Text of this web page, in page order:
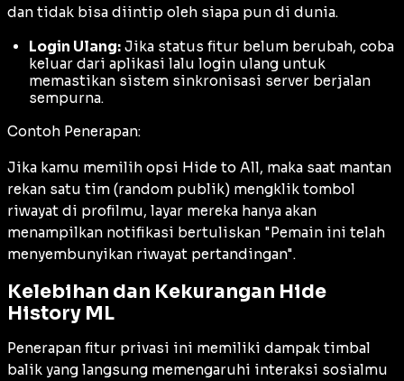
dan tidak bisa diintip oleh siapa pun di dunia.
Login Ulang: Jika status fitur belum berubah, coba
keluar dari aplikasi lalu login ulang untuk
memastikan sistem sinkronisasi server berjalan
sempurna.
Contoh Penerapan:
Jika kamu memilih opsi Hide to All, maka saat mantan
rekan satu tim (random publik) mengklik tombol
riwayat di profilmu, layar mereka hanya akan
menampilkan notifikasi bertuliskan "Pemain ini telah
menyembunyikan riwayat pertandingan".
Kelebihan dan Kekurangan Hide
History ML
Penerapan fitur privasi ini memiliki dampak timbal
balik yang langsung memengaruhi interaksi sosialmu